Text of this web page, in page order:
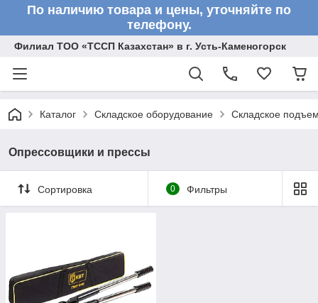
По наличию товара и цены, уточняйте по
телефону.
Филиал ТОО «ТССП Казахстан» в г. Усть-Каменогорск
Каталог Складское оборудование Складское
Опрессовщики и прессы
Сортировка 0 Фильтры